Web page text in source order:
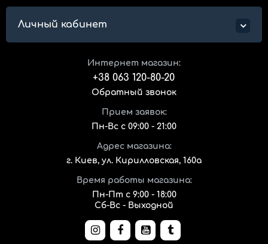
Личный кабинет
Интернет магазин:
+38 063 120-80-20
Обратный звонок
Прием заявок:
Пн-Вс с 09:00 - 21:00
Адрес магазина:
г. Киев, ул. Кирилловская, 160а
Время работы магазина:
Пн-Пт с 9:00 - 18:00
Сб-Вс - Выходной